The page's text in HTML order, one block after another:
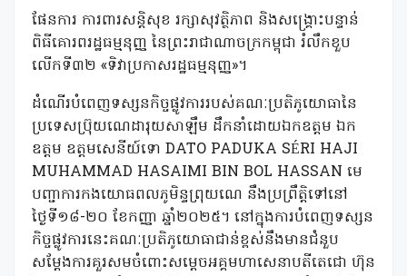
ផែនការ ការពារសន្តិសុខ រក្សាសុវត្ថិភាព និងសង្គ្រោះបន្ទាន់
ពិធីគោរពរដ្ឋធម្មនុញ្ញ នៃព្រះរាជាណាចក្រកម្ពុជា រំលឹកខួប
លើកទី៣២ «ទិវាប្រកាសរដ្ឋធម្មនុញ្ញ»។
ដំណើរបំពេញទស្សនកិច្ចផ្លូវការរបស់គណៈប្រតិភូយោធានៃ
ប្រទេសប្រ៊ុយណេដារុយសាឡឹម ដឹកនាំដោយឯកឧត្តម ឯក
ឧត្តម ឧត្តមសេនីយ៍ទោ DATO PADUKA SÉRI HAJI
MUHAMMAD HASAIMI BIN BOL HASSAN មេ
បញ្ជាការកងយោធពលភូមិន្ទព្រុយណេ នឹងប្រព្រឹត្តិទៅនៅ
ថ្ងៃទី១៨-២០ ខែកញ្ញា ឆ្នាំ២០២៥។ នៅក្នុងការបំពេញទស្សន
កិច្ចផ្លូវការនេះគណៈប្រតិភូយោធាជាន់ខ្ពស់នឹងមានជំនួប
សម្តែងការគួរសមចំពោះសម្តេចអគ្គមហាសេនាបតីតេជោ ហ៊ុន